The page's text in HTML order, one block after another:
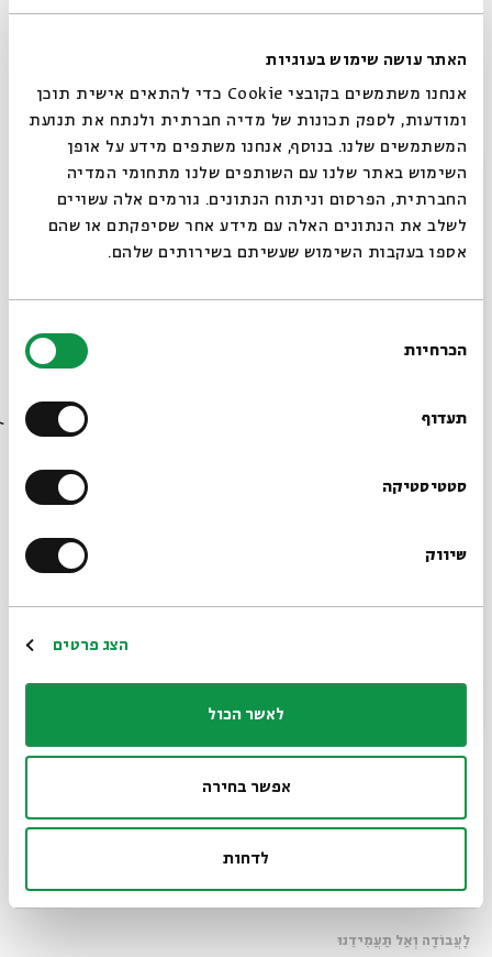
האתר עושה שימוש בעוגיות
אנחנו משתמשים בקובצי Cookie כדי להתאים אישית תוכן
ומודעות, לספק תכונות של מדיה חברתית ולנתח את תנועת
המשתמשים שלנו. בנוסף, אנחנו משתפים מידע על אופן
השימוש באתר שלנו עם השותפים שלנו מתחומי המדיה
החברתית, הפרסום וניתוח הנתונים. גורמים אלה עשויים
לשלב את הנתונים האלה עם מידע אחר שסיפקתם או שהם
אספו בעקבות השימוש שעשיתם בשירותים שלהם.
הסכמה
הכרחיות
תעדוף
סטטיסטיקה
שיווק
הצג פרטים
לאשר הכול
אפשר בחירה
לדחות
לָעֲבוֹדָה וְאַל תַּעֲמִידֵנוּ
סגור